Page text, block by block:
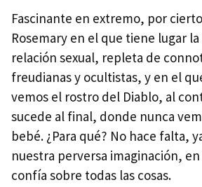
Fascinante en extremo, por
Rosemary en el que tiene lugar
relación sexual, repleta de
freudianas y ocultistas, y en el
vemos el rostro del Diablo, al
sucede al final, donde nunca
bebé. ¿Para qué? No hace falta,
nuestra perversa imaginación,
confía sobre todas las cosas.